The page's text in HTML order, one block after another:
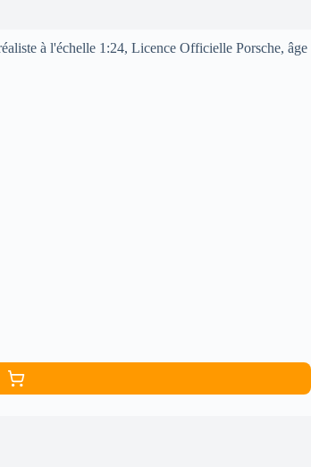
à l'échelle 1:24, Licence Officielle Porsche, âge